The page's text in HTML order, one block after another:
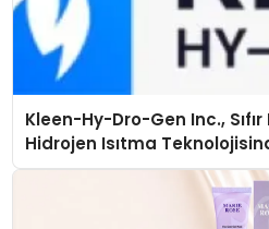
Kleen-Hy-Dro-Gen Inc.,
Hidrojen Isıtma
Düzenleyici Onaylarını Aldı